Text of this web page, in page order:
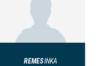
REMESINKA